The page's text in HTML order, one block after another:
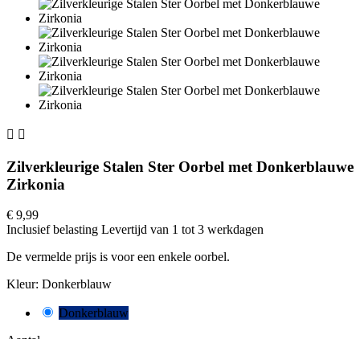
 
Zilverkleurige Stalen Ster Oorbel met Donkerblauwe
Zirkonia
€ 9,99
Inclusief belasting Levertijd van 1 tot 3 werkdagen
De vermelde prijs is voor een enkele oorbel.
Kleur: Donkerblauw
Donkerblauw